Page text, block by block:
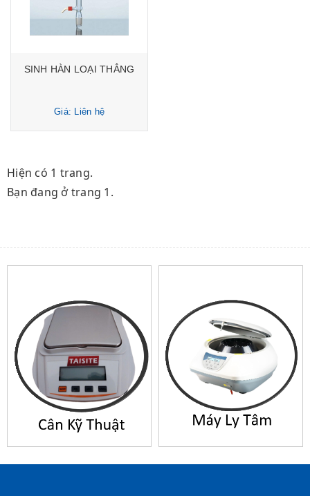
SINH HÀN LOẠI THẲNG
Giá: Liên hệ
Hiện có 1 trang.
Bạn đang ở trang 1.